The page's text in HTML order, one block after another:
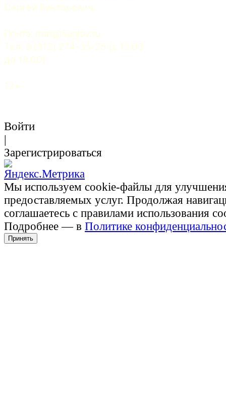
Сергей Викторович.
Почта: mail@5uglov.ru
Тел. 8 (812) 274-35-25 (c 12.00
до 18.00)
12+
Войти
|
Зарегистрироваться
Мы используем cookie-файлы для
предоставляемых услуг. Продолжая
соглашаетесь с правилами использования
Подробнее — в Политике
Принять